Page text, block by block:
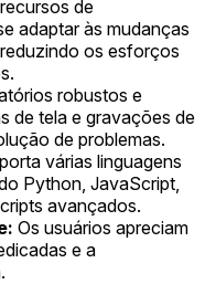
de
adaptar às mudanças
os esforços
robustos e
de tela e gravações de
de problemas.
várias linguagens
Python, JavaScript,
avançados.
Os usuários apreciam
e a